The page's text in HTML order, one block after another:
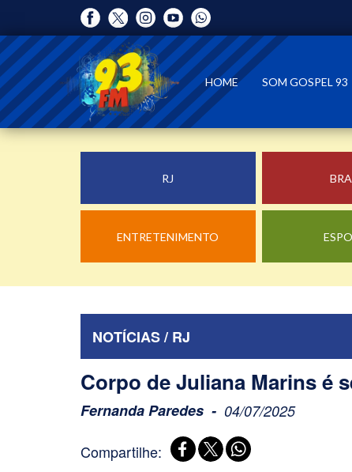
HOME SOM GOSPEL 93
RJ
ENTRETENIMENTO
NOTÍCIAS / RJ
Corpo de Juliana Marins é
Fernanda Paredes 04/07/2025
Compartilhe: